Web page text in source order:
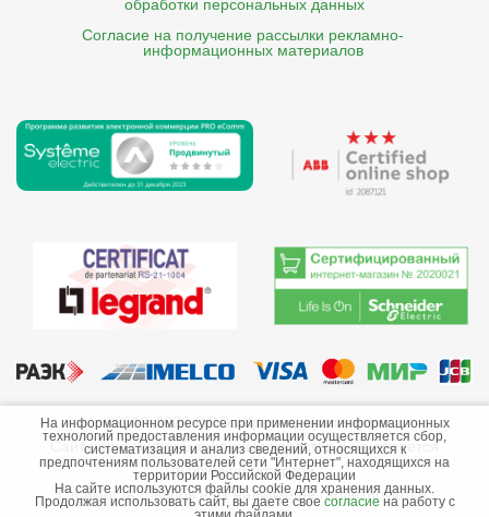
обработки персональных данных
Согласие на получение рассылки рекламно-
    информационных материалов
©2013-2026 ООО «Краснодарэлектро»
Сайт носит информационный характер и не является
публичной офертой.
Стоимость товаров и их наличие не гарантируются.
На информационном ресурсе при применении информационных
технологий предоставления информации осуществляется сбор,
систематизация и анализ сведений, относящихся к
предпочтениям пользователей сети "Интернет", находящихся на
территории Российской Федерации
На сайте используются файлы cookie для хранения данных.
Продолжая использовать сайт, вы даете свое согласие на работу с